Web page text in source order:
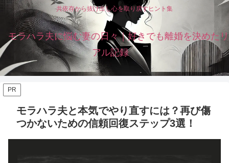
共依存から抜け出し心を取り戻すヒント集
モラハラ夫に悩む妻の日々｜好きでも離婚を決めたリ
アル記録
PR
モラハラ夫と本気でやり直すには？再び傷
つかないための信頼回復ステップ3選！